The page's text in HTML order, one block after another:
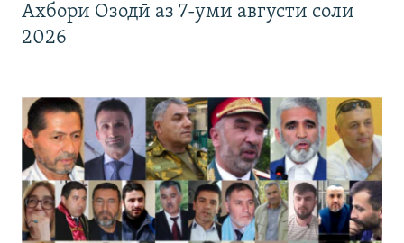
Ахбори Озодӣ аз 7-уми августи соли
2026